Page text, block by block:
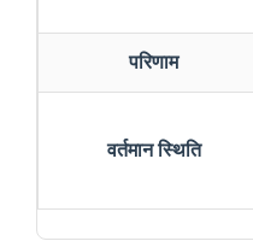
परिणाम
वर्तमान स्थिति